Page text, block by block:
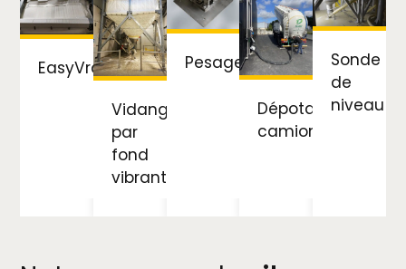
EasyVrac
Vidange
par
fond
vibrant
Pesage
Dépotage
camion
Sonde
de
niveau